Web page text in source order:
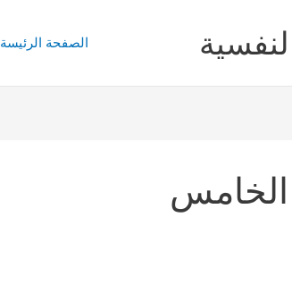
الصفحة الرئيسة
الخامس